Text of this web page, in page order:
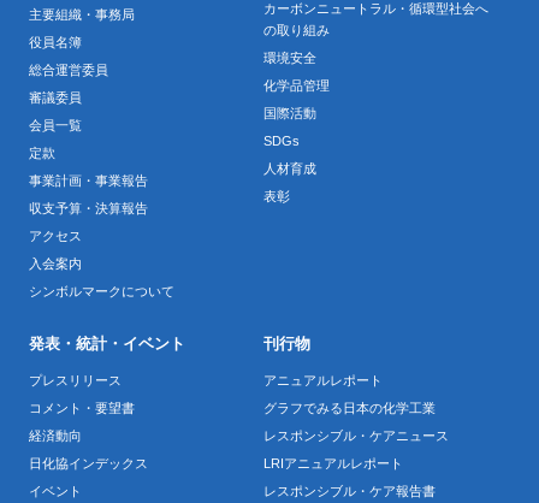
主要組織・事務局
役員名簿
総合運営委員
審議委員
会員一覧
定款
事業計画・事業報告
収支予算・決算報告
アクセス
入会案内
シンボルマークについて
カーボンニュートラル・循環型社会へ
の取り組み
環境安全
化学品管理
国際活動
SDGs
人材育成
表彰
発表・統計・イベント
プレスリリース
コメント・要望書
経済動向
日化協インデックス
イベント
刊行物
アニュアルレポート
グラフでみる日本の化学工業
レスポンシブル・ケアニュース
LRIアニュアルレポート
レスポンシブル・ケア報告書